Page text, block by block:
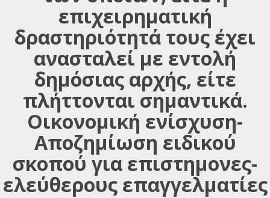
επιχειρηματική
δραστηριότητά τους έχει
ανασταλεί με εντολή
δημόσιας αρχής, είτε
πλήττονται σημαντικά.
Οικονομική ενίσχυση-
Αποζημίωση ειδικού
σκοπού για επιστημονες-
ελεύθερους επαγγελματίες